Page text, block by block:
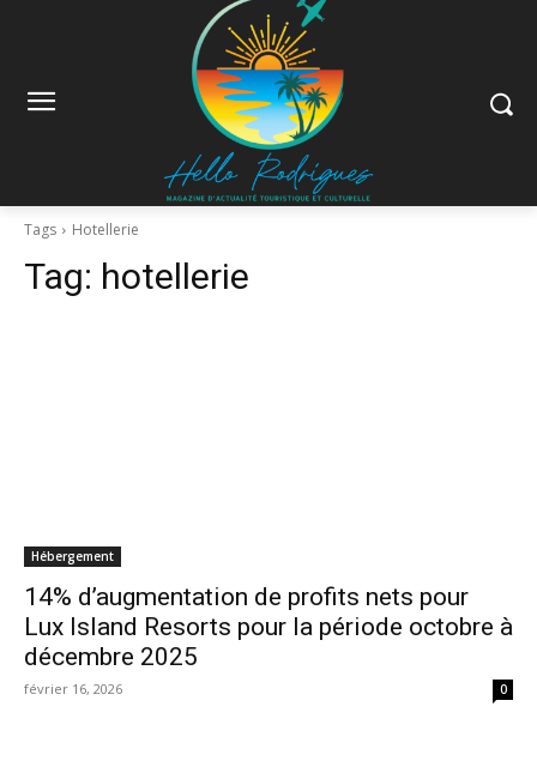
Tags Hotellerie
Tag: hotellerie
Hébergement
14% d’augmentation de profits nets pour
Lux Island Resorts pour la période octobre à
décembre 2025
février 16, 2026 0